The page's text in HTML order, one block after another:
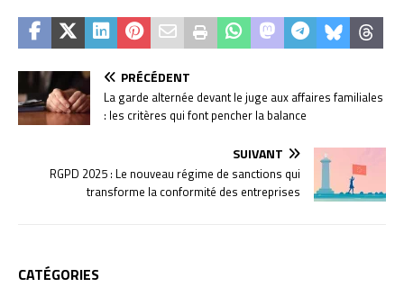
PRÉCÉDENT
La garde alternée devant le juge aux affaires familiales
: les critères qui font pencher la balance
SUIVANT
RGPD 2025 : Le nouveau régime de sanctions qui
transforme la conformité des entreprises
CATÉGORIES